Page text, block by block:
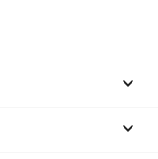

